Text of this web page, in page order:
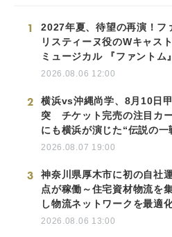
1
2027年夏、待望の再演！フ
リスティーヌ役のWキャス
ミュージカル 『ファントム』
2026.08.06 12:00
2
横浜vs沖縄尚学、8月10日
突 チケット完売の注目カ
にも横浜が演じた“伝説の一
2026.08.07 19:00
3
神奈川県厚木市に初の自社
点が稼働～住宅資材物流を
し物流ネットワークを最適
2026.08.06 13:00